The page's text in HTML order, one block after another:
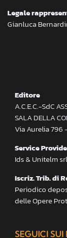
Legale
Gianluca
Editore
A.C.E.C.-SdC
SALA DELLA
Via Aurelia 796
Service
Ids & Unitelm
Iscriz. Trib. di
Periodico
delle Opere
SEGUICI